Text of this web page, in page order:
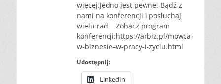
więcej.Jedno jest pewne. Bądź z
nami na konferencji i posłuchaj
wielu rad. Zobacz program
konferencji:https://arbiz.pl/mowca-
w-biznesie–w-pracy-i-zyciu.html
Udostępnij:
LinkedIn